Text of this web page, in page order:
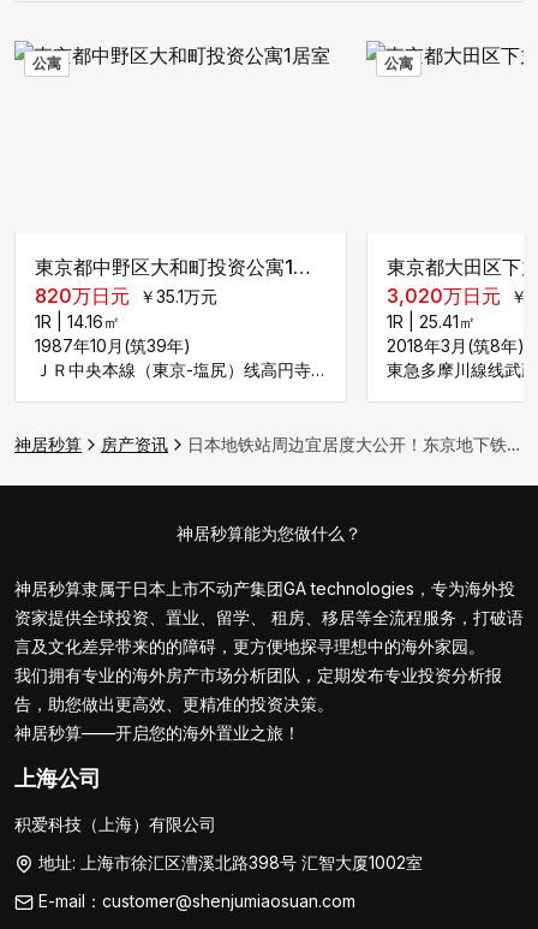
公寓
東京都中野区大和町投资公寓1居室
820万日元 ￥35.1万元
1R
14.16㎡
1987年10月(筑39年)
ＪＲ中央本線（東京-塩尻）线高円寺车站步行1120米
公寓
3,020万日元 ￥
1R |25.41㎡
2018年3月(筑8年)
神居秒算 房产资讯 日本地铁站周边宜居度大公开！东京地下铁「葛西站」生活环境、治安解析
神居秒算能为您做什么？
神居秒算隶属于日本上市不动产集团GA technologies，专为海外投
资家提供全球投资、置业、留学、 租房、移居等全流程服务，打破语
言及文化差异带来的的障碍，更方便地探寻理想中的海外家园。
我们拥有专业的海外房产市场分析团队，定期发布专业投资分析报
告，助您做出更高效、更精准的投资决策。
神居秒算——开启您的海外置业之旅！
上海公司
积爱科技（上海）有限公司
地址: 上海市徐汇区漕溪北路398号 汇智大厦1002室
E-mail：customer@shenjumiaosuan.com